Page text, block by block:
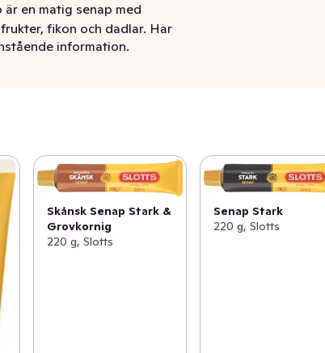
är en matig senap med
fikon och dadlar. Har
Passar till korv och
i en tunn stråle under
i Eslöv, Sverige.
information.
Skånsk Senap Stark &
Grovkornig
220 g, Slotts
Senap Stark
220 g, Slotts